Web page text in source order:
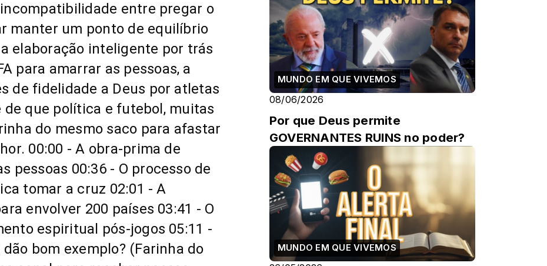
entre pregar o
manter um ponto de equilíbrio
elaboração inteligente por trás
para amarrar as pessoas, a
de fidelidade a Deus por atletas
que política e futebol, muitas
do mesmo saco para afastar
00:00 - A obra-prima de
pessoas 00:36- O processo de
tomar a cruz 02:01 - A
envolver 200 países 03:41 - O
espiritual pós-jogos 05:11 -
bom exemplo? (Farinha do
MUNDO EM QUE VIVEMOS
08/06/2026
Por que Deus permite
GOVERNANTES RUINS no poder?
MUNDO EM QUE VIVEMOS